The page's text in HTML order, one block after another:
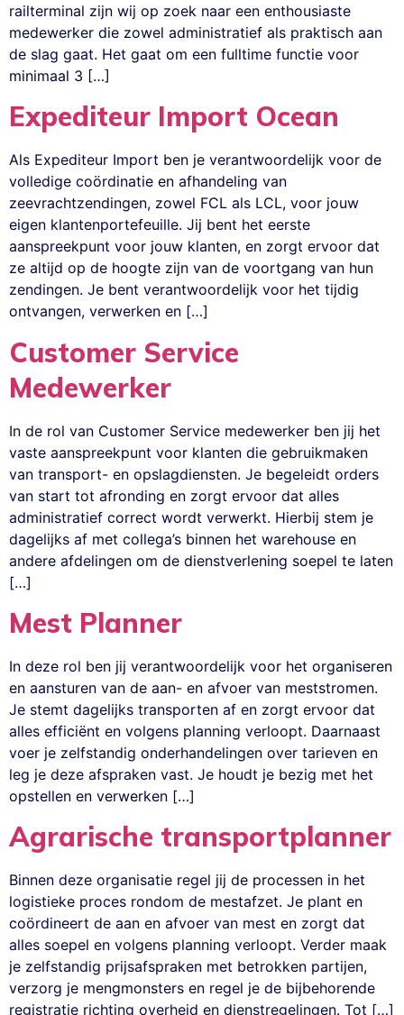
railterminal zijn wij op zoek naar een enthousiaste
medewerker die zowel administratief als praktisch aan
de slag gaat. Het gaat om een fulltime functie voor
minimaal 3 […]
Expediteur Import Ocean
Als Expediteur Import ben je verantwoordelijk voor de
volledige coördinatie en afhandeling van
zeevrachtzendingen, zowel FCL als LCL, voor jouw
eigen klantenportefeuille. Jij bent het eerste
aanspreekpunt voor jouw klanten, en zorgt ervoor dat
ze altijd op de hoogte zijn van de voortgang van hun
zendingen. Je bent verantwoordelijk voor het tijdig
ontvangen, verwerken en […]
Customer Service
Medewerker
In de rol van Customer Service medewerker ben jij het
vaste aanspreekpunt voor klanten die gebruikmaken
van transport- en opslagdiensten. Je begeleidt orders
van start tot afronding en zorgt ervoor dat alles
administratief correct wordt verwerkt. Hierbij stem je
dagelijks af met collega’s binnen het warehouse en
andere afdelingen om de dienstverlening soepel te laten
[…]
Mest Planner
In deze rol ben jij verantwoordelijk voor het organiseren
en aansturen van de aan- en afvoer van meststromen.
Je stemt dagelijks transporten af en zorgt ervoor dat
alles efficiënt en volgens planning verloopt. Daarnaast
voer je zelfstandig onderhandelingen over tarieven en
leg je deze afspraken vast. Je houdt je bezig met het
opstellen en verwerken […]
Agrarische transportplanner
Binnen deze organisatie regel jij de processen in het
logistieke proces rondom de mestafzet. Je plant en
coördineert de aan en afvoer van mest en zorgt dat
alles soepel en volgens planning verloopt. Verder maak
je zelfstandig prijsafspraken met betrokken partijen,
verzorg je mengmonsters en regel je de bijbehorende
registratie richting overheid en dienstregelingen. Tot […]